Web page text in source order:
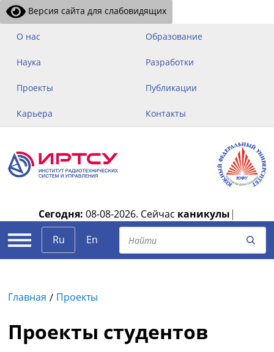
Версия сайта для слабовидящих
О нас Образование
Наука Разработки
Проекты Публикации
Карьера Контакты
Сегодня: 08-08-2026. Сейчас каникулы |
Ru
En
Главная Проекты
Проекты студентов